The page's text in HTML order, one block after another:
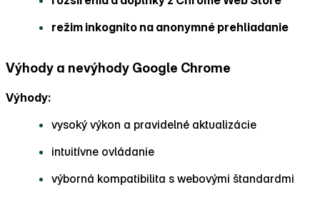
režim inkognito na anonymné prehliadanie
Výhody a nevýhody Google Chrome
Výhody:
vysoký výkon a pravidelné aktualizácie
intuitívne ovládanie
výborná kompatibilita s webovými štandardmi